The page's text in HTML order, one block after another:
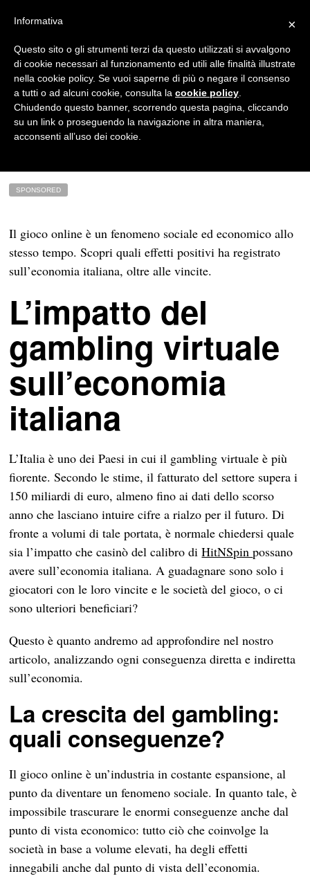
Altro
Gli effetti del gioco online
sull’economia italiana
REDAZIONE
SPONSORED
Il gioco online è un fenomeno sociale ed economico allo
stesso tempo. Scopri quali effetti positivi ha registrato
sull’economia italiana, oltre alle vincite.
L’impatto del
gambling virtuale
sull’economia
italiana
L’Italia è uno dei Paesi in cui il gambling virtuale è più
fiorente. Secondo le stime, il fatturato del settore supera i
150 miliardi di euro, almeno fino ai dati dello scorso
anno che lasciano intuire cifre a rialzo per il futuro. Di
fronte a volumi di tale portata, è normale chiedersi quale
sia l’impatto che casinò del calibro diHitNSpinpossano
avere sull’economia italiana. A guadagnare sono solo i
giocatori con le loro vincite e le società del gioco, o ci
sono ulteriori beneficiari?
Questo è quanto andremo ad approfondire nel nostro
articolo, analizzando ogni conseguenza diretta e indiretta
sull’economia.
La crescita del gambling:
quali conseguenze?
Il gioco online è un’industria in costante espansione, al
punto da diventare un fenomeno sociale. In quanto tale, è
impossibile trascurare le enormi conseguenze anche dal
punto di vista economico: tutto ciò che coinvolge la
società in base a volume elevati, ha degli effetti
innegabili anche dal punto di vista dell’economia.
×
Informativa
Questo sito o gli strumenti terzi da questo utilizzati si avvalgono
di cookie necessari al funzionamento ed utili alle finalità illustrate
nella cookie policy. Se vuoi saperne di più o negare il consenso
a tutti o ad alcuni cookie, consulta la cookie policy
Chiudendo questo banner, scorrendo questa pagina, cliccando
su un link o proseguendo la navigazione in altra maniera,
acconsenti all’uso dei cookie.